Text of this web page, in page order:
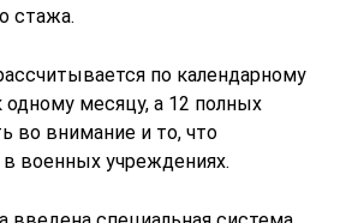
стажа.
по календарному
одному месяцу, а 12 полных
во внимание и то, что
военных учреждениях.